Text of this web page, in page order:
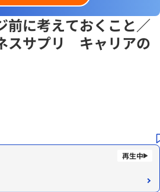
前に考えておくこと／
スサプリ キャリアの